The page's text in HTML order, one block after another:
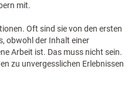
mit.
Oft sind sie von den ersten
obwohl der Inhalt einer
Arbeit ist. Das muss nicht sein.
zu unvergesslichen Erlebnissen